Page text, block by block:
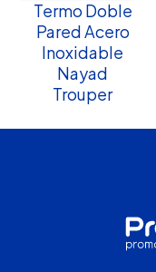
Termo Doble
Pared Acero
Inoxidable
Nayad
Trouper